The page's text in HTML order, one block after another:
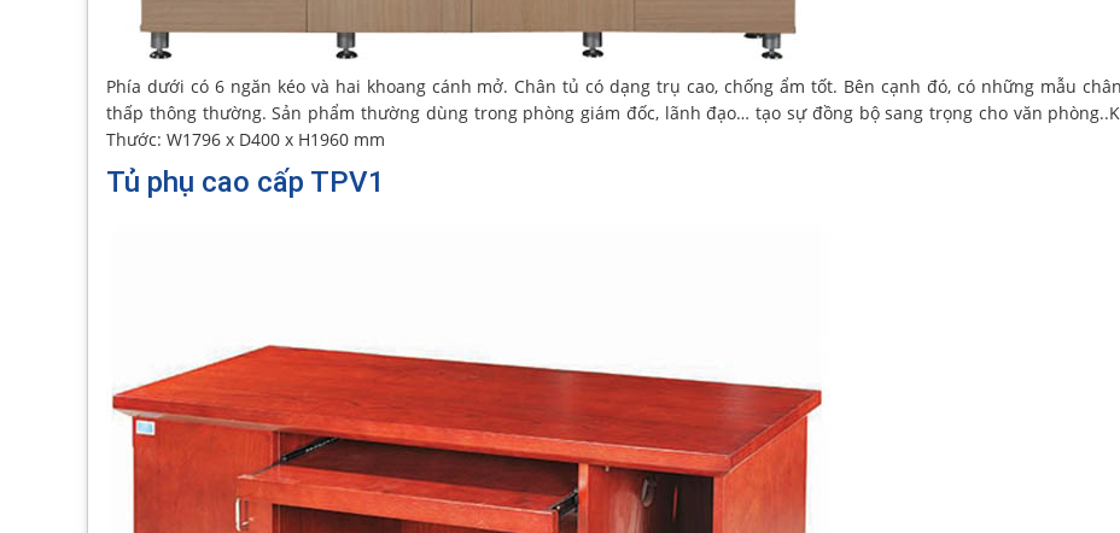
Phía dưới có 6 ngăn kéo và hai khoang cánh mở. Chân tủ có dạng trụ cao, chống ẩm tốt. Bên cạnh đó, có những mẫu
thấp thông thường. Sản phẩm thường dùng trong phòng giám đốc, lãnh đạo… tạo sự đồng bộ sang trọng cho văn
Thước: W1796 x D400 x H1960 mm
Tủ phụ cao cấp TPV1